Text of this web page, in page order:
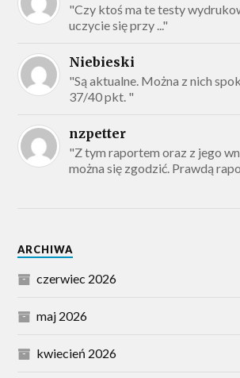
"Czy ktoś ma te testy
uczycie się przy ..."
Niebieski
"Są aktualne. Można z nich
37/40 pkt. "
nzpetter
"Z tym raportem oraz z jego
można się zgodzić. Prawdą
ARCHIWA
czerwiec 2026
maj 2026
kwiecień 2026